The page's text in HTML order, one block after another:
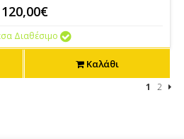
120,00€
Διαθέσιμο
Καλάθι
1 2